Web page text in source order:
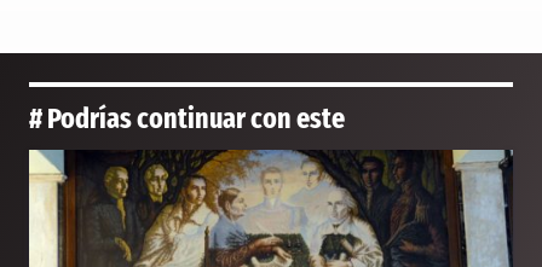
# Podrías continuar con este